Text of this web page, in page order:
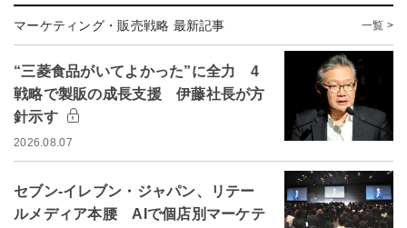
マーケティング・販売戦略 最新記事 一覧 >
“三菱食品がいてよかった”に全力 4
戦略で製販の成長支援 伊藤社長が方
針示す
2026.08.07
セブン-イレブン・ジャパン、リテー
ルメディア本腰 AIで個店別マーケテ